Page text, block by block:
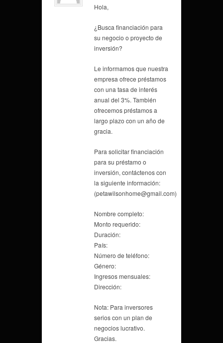
Hola,
¿Busca financiación para
su negocio o proyecto de
inversión?
Le informamos que nuestra
empresa ofrece préstamos
con una tasa de interés
anual del 3%. También
ofrecemos préstamos a
largo plazo con un año de
gracia.
Para solicitar financiación
para su préstamo o
inversión, contáctenos con
la siguiente información:
(petawilsonhome@gmail.com)
Nombre completo:
Monto requerido:
Duración:
País:
Número de teléfono:
Género:
Ingresos mensuales:
Dirección:
Nota: Para inversores
serios con un plan de
negocios lucrativo.
Gracias.